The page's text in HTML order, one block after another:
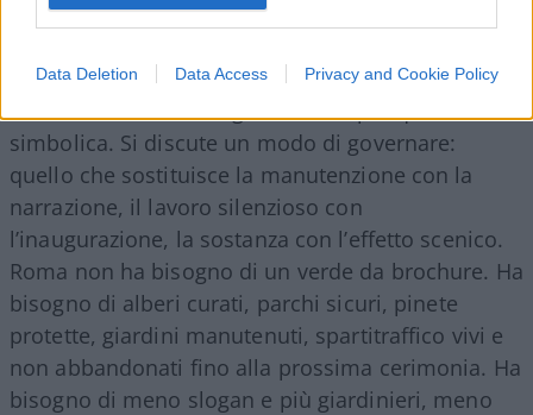
Data Deletion Data Access Privacy and Cookie Policy
È qui che la questione diventa politica. Perché
simbolica. Si discute un modo di governare:
quello che sostituisce la manutenzione con la
narrazione, il lavoro silenzioso con
l’inaugurazione, la sostanza con l’effetto scenico.
Roma non ha bisogno di un verde da brochure. Ha
bisogno di alberi curati, parchi sicuri, pinete
protette, giardini manutenuti, spartitraffico vivi e
non abbandonati fino alla prossima cerimonia. Ha
bisogno di meno slogan e più giardinieri, meno